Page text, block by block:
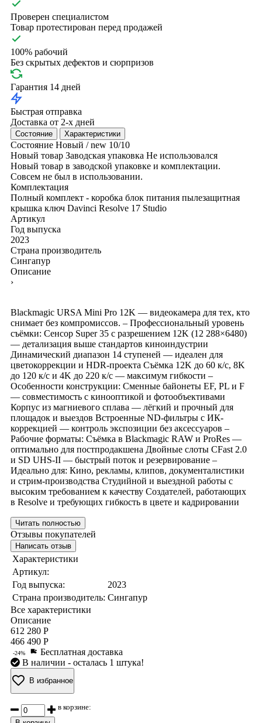
Проверен специалистом
Товар протестирован перед продажей
100% рабочий
Без скрытых дефектов и сюрпризов
Гарантия 14 дней
Быстрая отправка
Доставка от 2-х дней
Состояние Характеристики
Состояние Новый / new 10/10
Новый товар Заводская упаковка Не использовался
Новый товар в заводской упаковке и комплектации.
Совсем не был в использовании.
Комплектация
Полный комплект - коробка блок питания пылезащитная
крышка ключ Davinci Resolve 17 Studio
Артикул
Год выпуска
2023
Страна производитель
Сингапур
Описание
›
Blackmagic URSA Mini Pro 12K — видеокамера для тех, кто
снимает без компромиссов. – Профессиональный уровень
съёмки: Сенсор Super 35 с разрешением 12K (12 288×6480)
— детализация выше стандартов киноиндустрии
Динамический диапазон 14 ступеней — идеален для
цветокоррекции и HDR-проекта Съёмка 12K до 60 к/с, 8K
до 120 к/с и 4K до 220 к/с — максимум гибкости –
Особенности конструкции: Сменные байонеты EF, PL и F
— совместимость с кинооптикой и фотообъективами
Корпус из магниевого сплава — лёгкий и прочный для
площадок и выездов Встроенные ND-фильтры с ИК-
коррекцией — контроль экспозиции без аксессуаров –
Рабочие форматы: Съёмка в Blackmagic RAW и ProRes —
оптимально для постпродакшена Двойные слоты CFast 2.0
и SD UHS-II — быстрый поток и резервирование –
Идеально для: Кино, рекламы, клипов, документалистики
и стрим-производства Студийной и выездной работы с
высоким требованием к качеству Создателей, работающих
в Resolve и требующих гибкость в цвете и кадрировании
Читать полностью
Отзывы покупателей
Написать отзыв
Характеристики
Артикул:
Год выпуска:
2023
Страна производитель: Сингапур
Все характеристики
Описание
612 280 Р
466 490 Р
-24%
Бесплатная доставка
В наличии - осталась 1 штука!
В избранное
в корзине: